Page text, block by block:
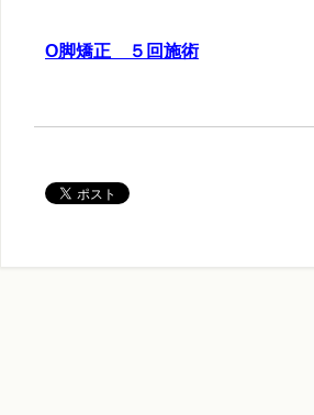
О脚矯正 ５回施術